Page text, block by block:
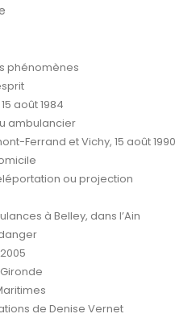
phénomènes
août 1984
ambulancier
Ferrand et Vichy, 15 août 1990
ou projection
à Belley, dans l’Ain
de Denise Vernet